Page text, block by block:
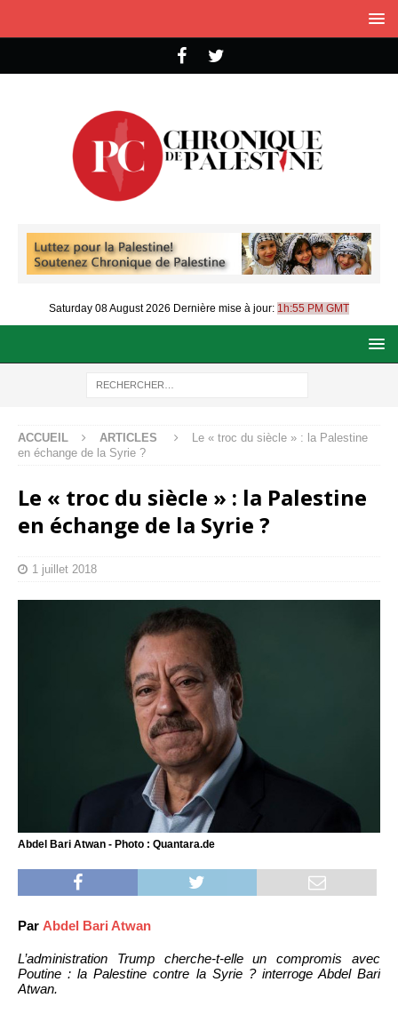
Saturday 08 August 2026 Dernière mise à jour: 1h:55 PM GMT
ACCUEIL ARTICLES
Le « troc du siècle » : la Palestine
en échange de la Syrie ?
Le « troc du siècle » : la Palestine
en échange de la Syrie ?
1 juillet 2018
Abdel Bari Atwan - Photo : Quantara.de
Par Abdel Bari Atwan
L’administration Trump cherche-t-elle un compromis avec
Poutine : la Palestine contre la Syrie ? interroge Abdel Bari
Atwan.